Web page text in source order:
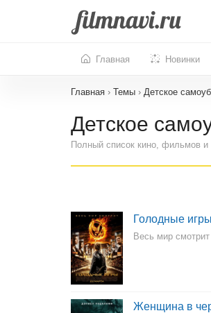
Главная Новинки
Главная › Темы › Детское
Детское
Полный список кино, фильмов и
Голодные игры
Весь мир смотрит
Женщина в